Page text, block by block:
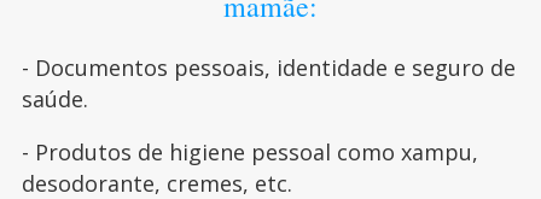
- Documentos pessoais, identidade e seguro de
saúde.
- Produtos de higiene pessoal como xampu,
desodorante, cremes, etc.